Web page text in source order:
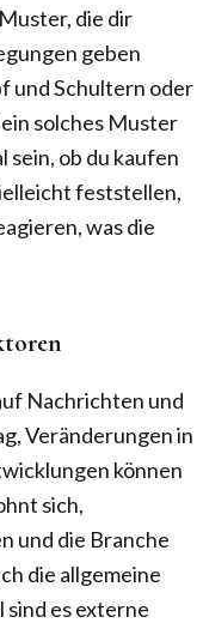
die dir
geben
und Schultern oder
solches Muster
sein, ob du kaufen
feststellen,
was die
Nachrichten und
Veränderungen in
können
sich,
und die Branche
die allgemeine
sind es externe